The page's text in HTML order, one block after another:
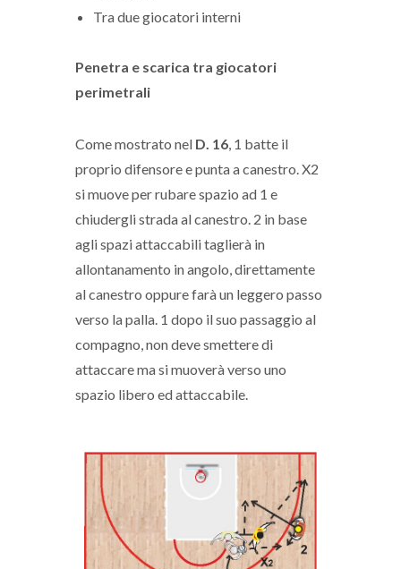
Tra due giocatori interni
Penetra e scarica tra giocatori
perimetrali
Come mostrato nel D. 16 , 1 batte il
proprio difensore e punta a canestro. X2
si muove per rubare spazio ad 1 e
chiudergli strada al canestro. 2 in base
agli spazi attaccabili taglierà in
allontanamento in angolo, direttamente
al canestro oppure farà un leggero passo
verso la palla. 1 dopo il suo passaggio al
compagno, non deve smettere di
attaccare ma si muoverà verso uno
spazio libero ed attaccabile.